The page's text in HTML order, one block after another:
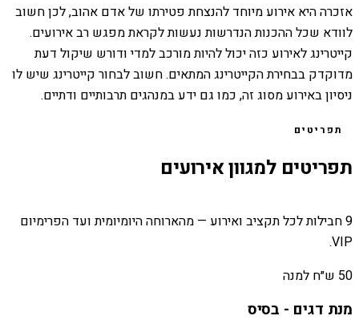
אזכרה היא אירוע מיוחד להנצחת פטירתו של אדם אהוב, לכן חשוב
לוודא שכל ההכנות הנדרשות נעשות לקראת מפגש רב אירועים.
קייטרינג לאירוע כזה יכול להיות מורכב למדי ודורש שיקול דעת
מדוקדק בבחירת הקייטרינג המתאים. חשוב לבחור קייטרינג שיש לו
ניסיון באירוע מסוג זה, כמו גם ידע במנהגים תרבותיים ודתיים.
תפריטים
תפריטים למגוון אירועים
9 חבילות לכל תקציב ואירוע — מהארוחה היומיומית ועד הפרימיום
VIP.
50 ש״ח למנה
מנת דגים - בסיס